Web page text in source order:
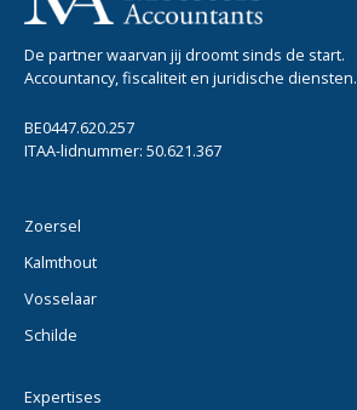
De partner waarvan jij droomt sinds de start.
Accountancy, fiscaliteit en juridische diensten.
BE0447.620.257
ITAA-lidnummer: 50.621.367
Zoersel
Kalmthout
Vosselaar
Schilde
Expertises